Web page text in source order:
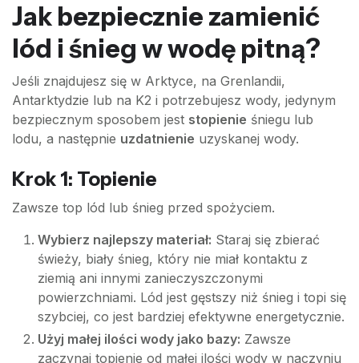
Jak bezpiecznie zamienić
lód i śnieg w wodę pitną?
Jeśli znajdujesz się w Arktyce, na Grenlandii,
Antarktydzie lub na K2 i potrzebujesz wody, jedynym
bezpiecznym sposobem jest stopienie śniegu lub
lodu, a następnie uzdatnienie uzyskanej wody.
Krok 1: Topienie
Zawsze top lód lub śnieg przed spożyciem.
Wybierz najlepszy materiał: Staraj się zbierać
świeży, biały śnieg, który nie miał kontaktu z
ziemią ani innymi zanieczyszczonymi
powierzchniami. Lód jest gęstszy niż śnieg i topi się
szybciej, co jest bardziej efektywne energetycznie.
Użyj małej ilości wody jako bazy: Zawsze
zaczynaj topienie od małej ilości wody w naczyniu